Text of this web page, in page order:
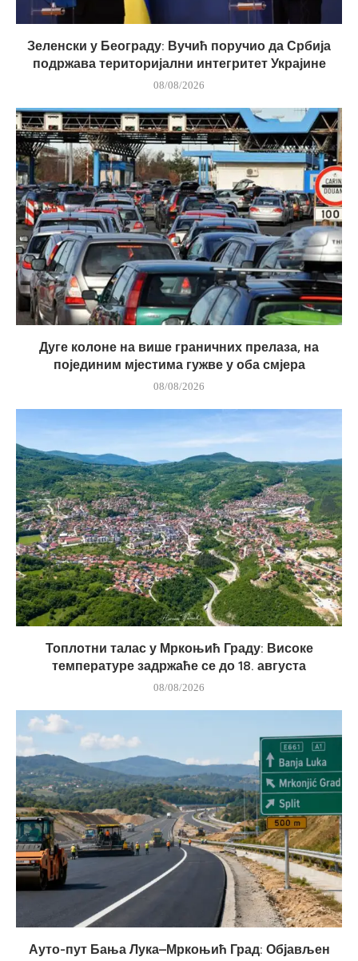
Зеленски у Београду: Вучић поручио да Србија
подржава територијални интегритет Украјине
08/08/2026
Дуге колоне на више граничних прелаза, на
појединим мјестима гужве у оба смјера
08/08/2026
Топлотни талас у Мркоњић Граду: Високе
температуре задржаће се до 18. августа
08/08/2026
Ауто-пут Бања Лука–Мркоњић Град: Објављен